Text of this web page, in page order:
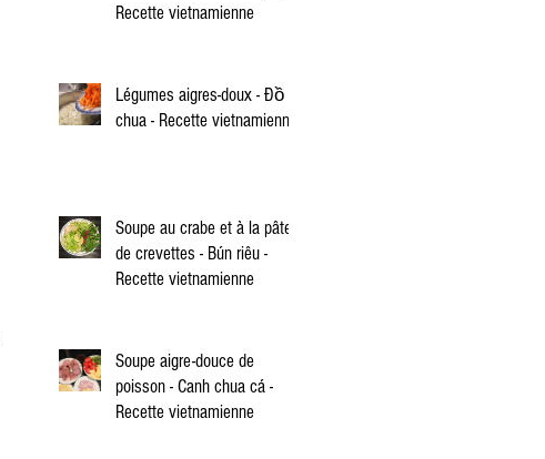
Recette vietnamienne
Légumes aigres-doux - Đồ
chua - Recette vietnamienne
Soupe au crabe et à la pâte
de crevettes - Bún riêu -
Recette vietnamienne
Soupe aigre-douce de
poisson - Canh chua cá -
Recette vietnamienne